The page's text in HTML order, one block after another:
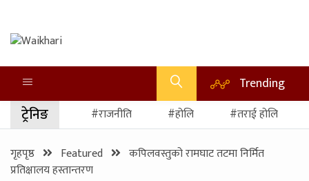
Trending
ट्रेनिङ #राजनीति #होलि #तराई होलि
गृहपृष्ठ Featured
कपिलवस्तुको रामघाट तटमा निर्मित
प्रतिक्षालय हस्तान्तरण